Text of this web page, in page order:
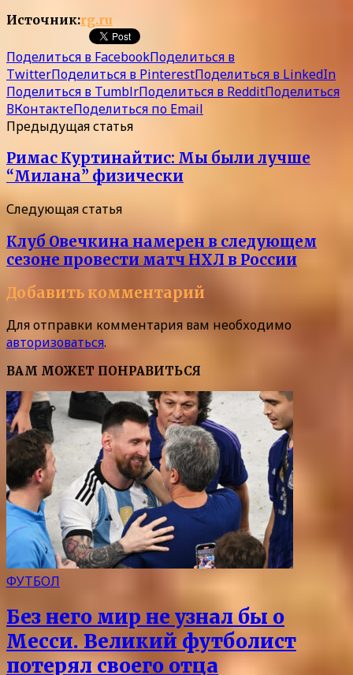
Источник:rg.ru
Поделиться в FacebookПоделиться в
TwitterПоделиться в PinterestПоделиться в LinkedIn
Поделиться в TumblrПоделиться в RedditПоделиться
ВКонтактеПоделиться по Email
Предыдущая статья
Римас Куртинайтис: Мы были лучше
“Милана” физически
Следующая статья
Клуб Овечкина намерен в следующем
сезоне провести матч НХЛ в России
Добавить комментарий
Для отправки комментария вам необходимо
авторизоваться.
ВАМ МОЖЕТ ПОНРАВИТЬСЯ
ФУТБОЛ
Без него мир не узнал бы о
Месси. Великий футболист
потерял своего отца